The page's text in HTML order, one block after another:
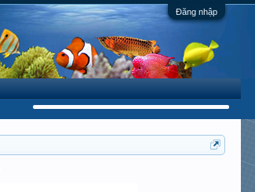
Đăng nhập